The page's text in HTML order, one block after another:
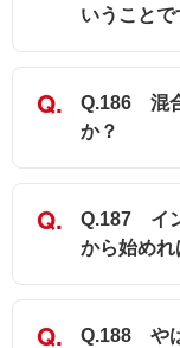
いうことで
Q.186 混
か？
Q.187 イ
から始めれ
Q.188 や